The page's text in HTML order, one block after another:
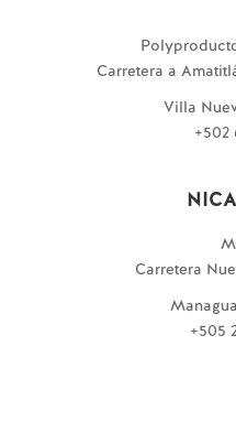
Carretera a
Villa
+502
Carretera
+505